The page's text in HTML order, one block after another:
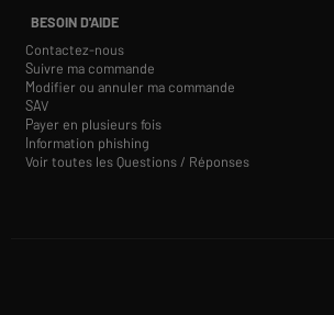
BESOIN D'AIDE
Contactez-nous
Suivre ma commande
Modifier ou annuler ma commande
SAV
Payer en plusieurs fois
Information phishing
Voir toutes les Questions / Réponses